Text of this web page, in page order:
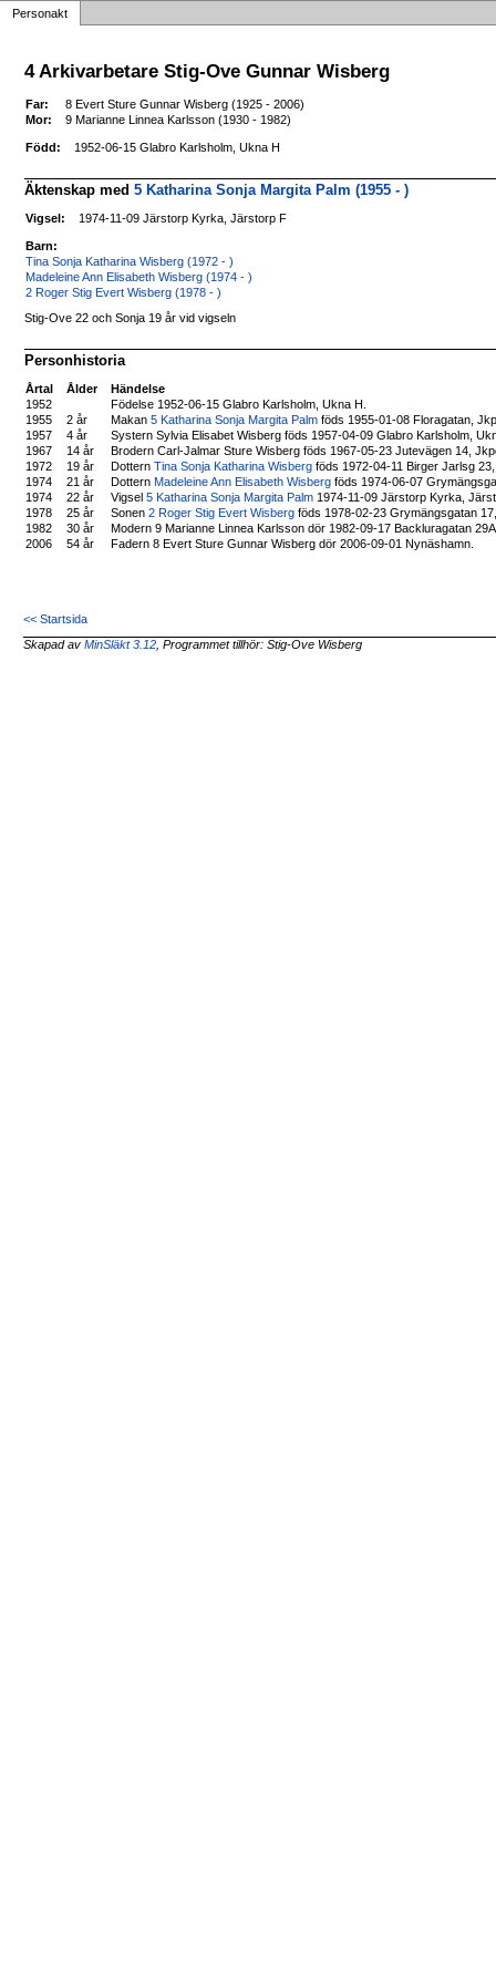
Personakt
4 Arkivarbetare Stig-Ove Gunnar Wisberg
Far:
8 Evert Sture Gunnar Wisberg (1925 - 2006)
Mor:
9 Marianne Linnea Karlsson (1930 - 1982)
Född: 1952-06-15 Glabro Karlsholm, Ukna H
Äktenskap med5 Katharina Sonja Margita Palm (1955 - )
Vigsel: 1974-11-09 Järstorp Kyrka, Järstorp F
Barn:
Tina Sonja Katharina Wisberg (1972 - )
Madeleine Ann Elisabeth Wisberg (1974 - )
2 Roger Stig Evert Wisberg (1978 - )
Stig-Ove 22 och Sonja 19 år vid vigseln
Personhistoria
Årtal Ålder
Händelse
1952
Födelse 1952-06-15 Glabro Karlsholm, Ukna H.
1955
2 år Makan5 Katharina Sonja Margita Palm föds 1955-01-08 Floragatan,
1957
4 år
Systern Sylvia Elisabet Wisberg föds 1957-04-09 Glabro Karlsholm,
1967
14 år
Brodern Carl-Jalmar Sture Wisberg föds 1967-05-23 Jutevägen 14,
1972
19 år DotternTina Sonja Katharina Wisberg föds 1972-04-11 Birger Jarlsg
1974
21 år DotternMadeleine Ann Elisabeth Wisberg föds 1974-06-07
1974
22 år Vigsel5 Katharina Sonja Margita Palm 1974-11-09 Järstorp Kyrka,
1978
25 år Sonen2 Roger Stig Evert Wisberg föds 1978-02-23 Grymängsgatan
1982
30 år
Modern 9 Marianne Linnea Karlsson dör 1982-09-17 Backluragatan
2006
54 år Fadern 8 Evert Sture Gunnar Wisberg dör 2006-09-01 Nynäshamn.
<< Startsida
Skapad avMinSläkt 3.12 , Programmet tillhör: Stig-Ove Wisberg